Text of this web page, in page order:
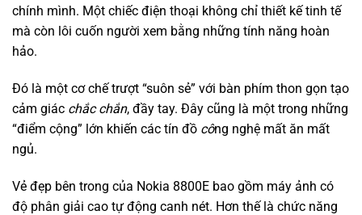
chính mình. Một chiếc điện thoại không chỉ thiết kế tinh tế
mà còn lôi cuốn người xem bằng những tính năng hoàn
hảo.
Đó là một cơ chế trượt “suôn sẻ” với bàn phím thon gọn tạo
cảm giác chắc chắn, đầy tay. Đây cũng là một trong những
“điểm cộng” lớn khiến các tín đồ công nghệ mất ăn mất
ngủ.
Vẻ đẹp bên trong của Nokia 8800E bao gồm máy ảnh có
độ phân giải cao tự động canh nét. Hơn thế là chức năng